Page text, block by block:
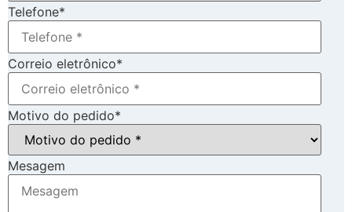
Telefone*
Correio eletrônico*
Motivo do pedido*
Mesagem